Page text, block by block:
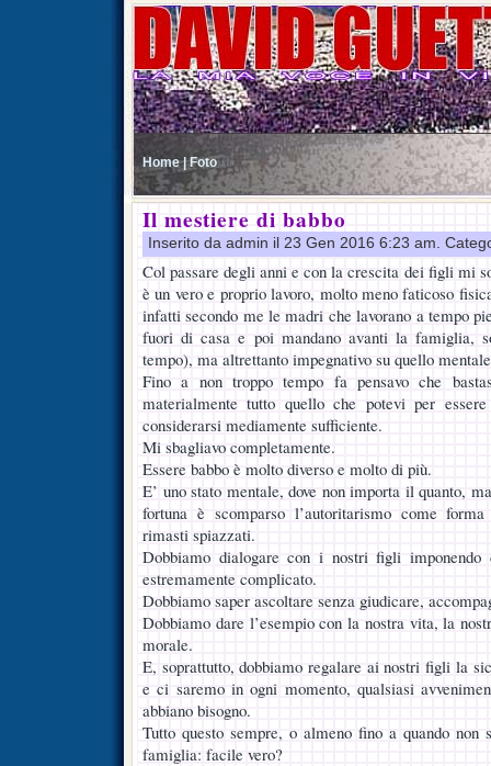
Home | Foto
Il mestiere di babbo
Inserito da admin il 23 Gen 2016 6:23 am.
Col passare degli anni e con la crescita dei figli mi
è un vero e proprio lavoro, molto meno faticoso
infatti secondo me le madri che lavorano a tempo
fuori di casa e poi mandano avanti la famiglia,
tempo), ma altrettanto impegnativo su quello
Fino a non troppo tempo fa pensavo che
materialmente tutto quello che potevi per
considerarsi mediamente sufficiente.
Mi sbagliavo completamente.
Essere babbo è molto diverso e molto di più.
E’ uno stato mentale, dove non importa il quanto,
fortuna è scomparso l’autoritarismo come
rimasti spiazzati.
Dobbiamo dialogare con i nostri figli
estremamente complicato.
Dobbiamo saper ascoltare senza giudicare,
Dobbiamo dare l’esempio con la nostra vita, la
morale.
E, soprattutto, dobbiamo regalare ai nostri figli la
e ci saremo in ogni momento, qualsiasi
abbiano bisogno.
Tutto questo sempre, o almeno fino a quando
famiglia: facile vero?